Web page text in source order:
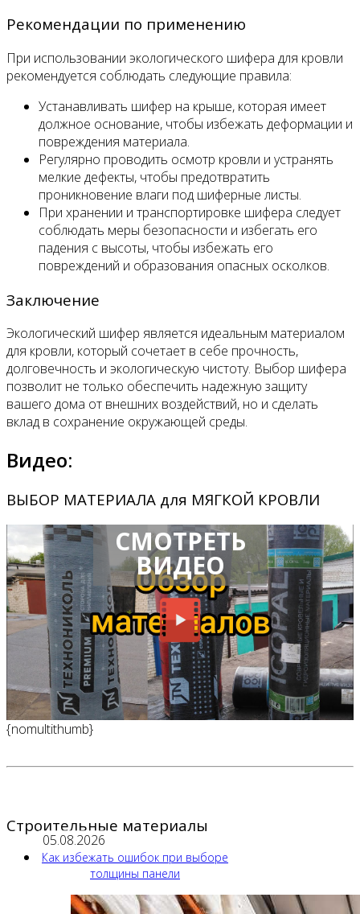
Рекомендации по применению
При использовании экологического шифера для кровли
рекомендуется соблюдать следующие правила:
Устанавливать шифер на крыше, которая имеет
должное основание, чтобы избежать деформации и
повреждения материала.
Регулярно проводить осмотр кровли и устранять
мелкие дефекты, чтобы предотвратить
проникновение влаги под шиферные листы.
При хранении и транспортировке шифера следует
соблюдать меры безопасности и избегать его
падения с высоты, чтобы избежать его
повреждений и образования опасных осколков.
Заключение
Экологический шифер является идеальным материалом
для кровли, который сочетает в себе прочность,
долговечность и экологическую чистоту. Выбор шифера
позволит не только обеспечить надежную защиту
вашего дома от внешних воздействий, но и сделать
вклад в сохранение окружающей среды.
Видео:
ВЫБОР МАТЕРИАЛА для МЯГКОЙ КРОВЛИ
СМОТРЕТЬ
ВИДЕО
{nomultithumb}
Строительные материалы
05.08.2026
Как избежать ошибок при выборе
толщины панели